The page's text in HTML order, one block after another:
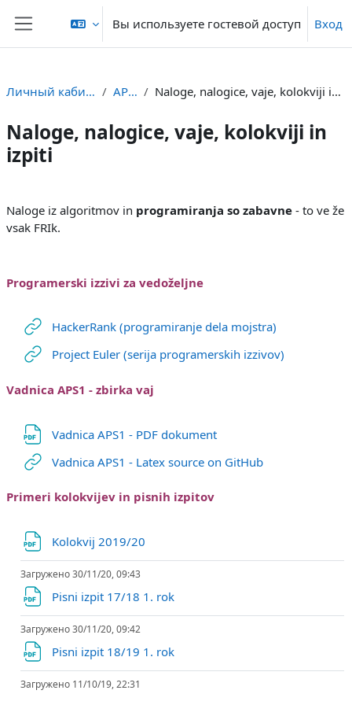
Перейти к основному содержанию
Боковая панель
Вы используете гостевой доступ Вход
Личный кабинет APS1 Naloge, nalogice, vaje, kolokviji in izpiti
Naloge, nalogice, vaje, kolokviji in
izpiti
Section outline
Naloge iz algoritmov in programiranja so zabavne - to ve že
vsak FRIk.
Programerski izzivi za vedoželjne
HackerRank (programiranje dela mojstra)Гиперссылка
Project Euler (serija programerskih izzivov)
Vadnica APS1 - zbirka vaj
Vadnica APS1 - PDF dokumentГиперссылка
Vadnica APS1 - Latex source on GitHubГиперссылка
Primeri kolokvijev in pisnih izpitov
Kolokvij 2019/20
Загружено 30/11/20, 09:43
Pisni izpit 17/18 1. rok
Загружено 30/11/20, 09:42
Pisni izpit 18/19 1. rok
Загружено 11/10/19, 22:31